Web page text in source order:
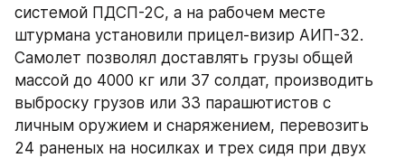
системой ПДСП-2С, а на рабочем месте
штурмана установили прицел-визир АИП-32.
Самолет позволял доставлять грузы общей
массой до 4000 кг или 37 солдат, производить
выброску грузов или 33 парашютистов с
личным оружием и снаряжением, перевозить
24 раненых на носилках и трех сидя при двух